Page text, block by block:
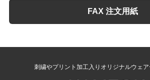
FAX 注文用紙
刺繍やプリント加工入りオリジナルウェ